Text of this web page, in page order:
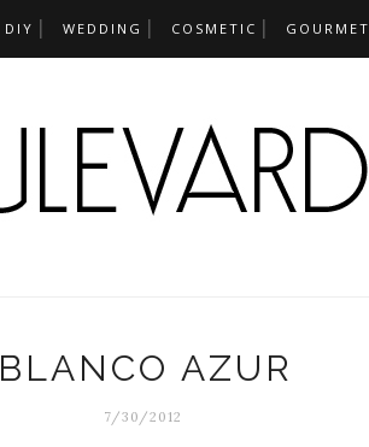
DIY WEDDING COSMETIC GOURMET
BLANCO AZUR
7/30/2012